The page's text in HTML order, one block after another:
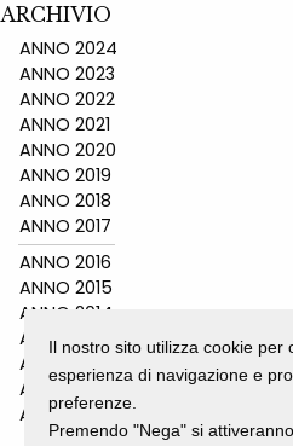
ARCHIVIO
ANNO 2024
ANNO 2023
ANNO 2022
ANNO 2021
ANNO 2020
ANNO 2019
ANNO 2018
ANNO 2017
ANNO 2016
ANNO 2015
ANNO 2014
ANNO 2011
ANNO 2010
ANNO 2009
ANNO 2008
Il nostro sito utilizza cookie per
esperienza di navigazione e
preferenze.
Premendo "Nega" si